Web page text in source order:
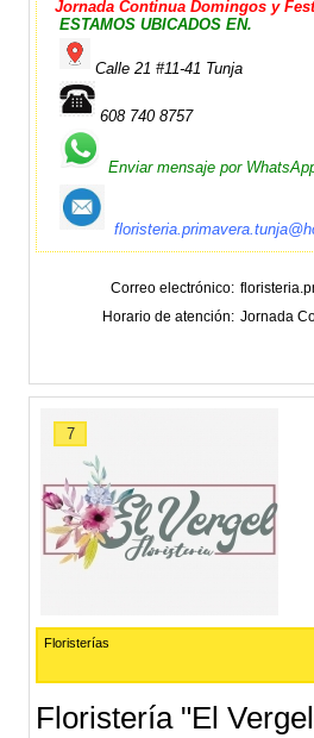
Jornada Continua Domingos y
ESTAMOS UBICADOS EN.
Calle 21 #11-41 Tunja
608 740 8757
Enviar mensaje por
Correo electrónico
Horario de atención
Jornada
7
Floristerías
Floristería "El